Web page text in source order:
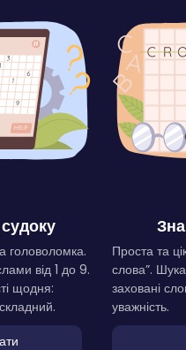
головоломка.
від 1 до 9.
щодня:
Проста та
слова”.
заховані
уважність.